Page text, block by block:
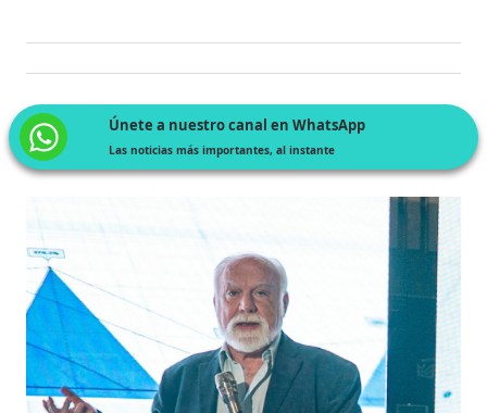
Únete a nuestro canal en WhatsApp
Las noticias más importantes, al instante